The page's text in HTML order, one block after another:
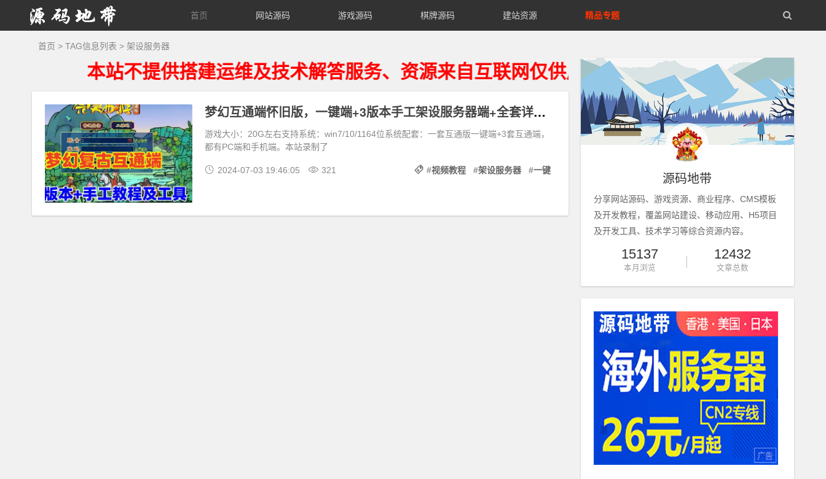
源 首页 网站源码 游戏源码 棋牌源码 建站资源 精品专题
首页 > TAG信息列表 > 架设服务器
本站不提供搭建运维及技术解答服务、资源来自互联网仅供用户学习研究、请获得资源24小时
梦幻互通端怀旧版，一键端+3版本手工架设服务器端+全套详细视频教程
游戏大小：20G左右支持系统：win7/10/1164位系统配套：一套互通版一键端+3套互通端，
都有PC端和手机端。本站录制了
2024-07-03 19:46:05 321 #视频教程 #架设服务器 #一键
源码地带
分享网站源码、游戏资源、商业程序、CMS模板
及开发教程，覆盖网站建设、移动应用、H5项目
及开发工具、技术学习等综合资源内容。
15137
本月浏览
12432
文章总数